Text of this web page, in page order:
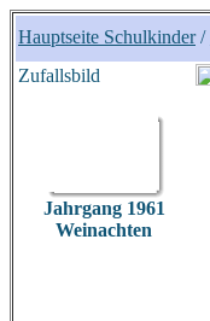
Hauptseite Schulkinder/
Zufallsbild
Jahrgang 1961
Weinachten